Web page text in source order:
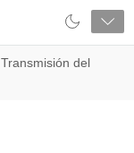
Transmisión del